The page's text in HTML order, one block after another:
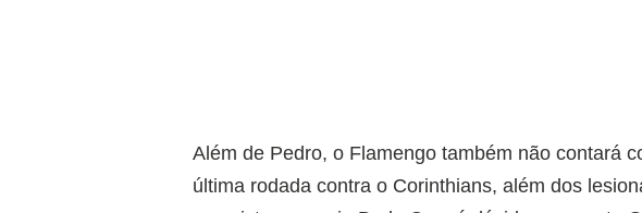
Além de Pedro, o Flamengo também não contará
última rodada contra o Corinthians, além dos